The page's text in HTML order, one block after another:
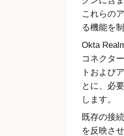
これらの
る機能を
Okta
コネクタ
トおよび
とに、必
します。
既存の接
を反映さ